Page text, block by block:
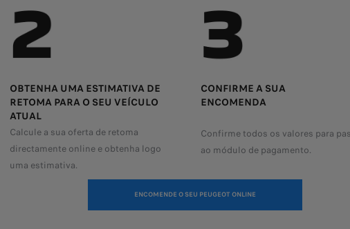
OBTENHA UMA ESTIMATIVA DE
RETOMA PARA O SEU VEÍCULO
ATUAL
Calcule a sua oferta de retoma
directamente online e obtenha logo
uma estimativa.
CONFIRME A SUA
ENCOMENDA
Confirme todos os valores para
ao módulo de pagamento.
ENCOMENDE O SEU PEUGEOT ONLINE